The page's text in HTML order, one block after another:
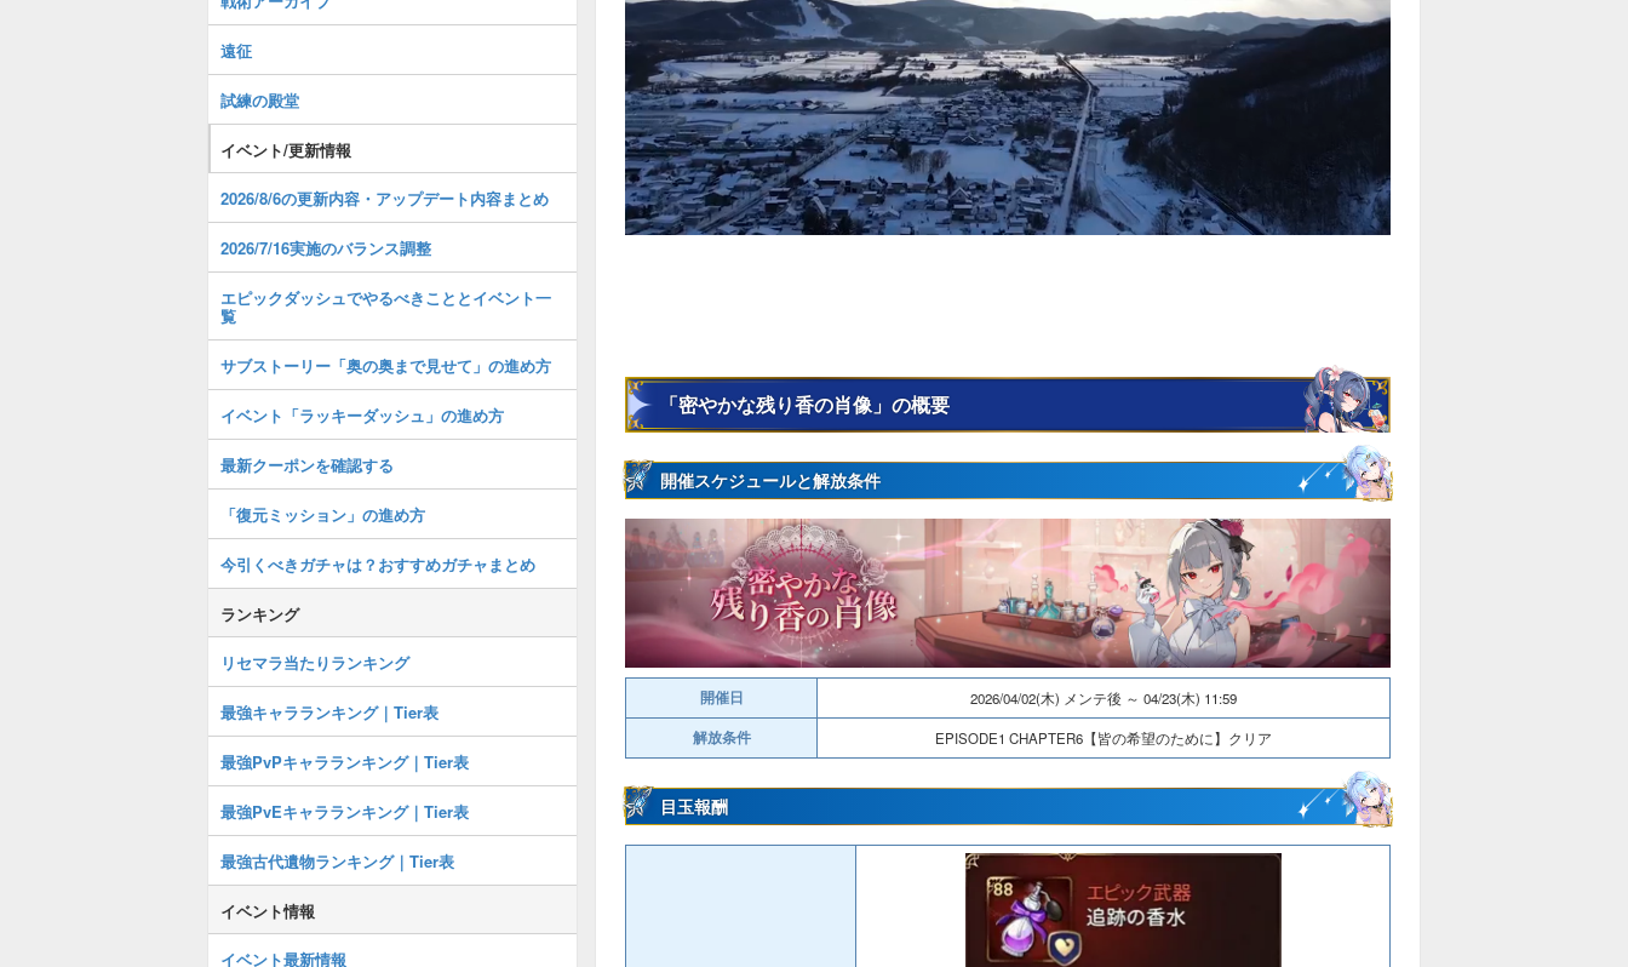
「密やかな残り香の肖像」の概要
開催スケジュールと解放条件
開催日 2026/04/02(木) メンテ後 ～ 04/23(木) 11:59
解放条件 EPISODE1 CHAPTER6【皆の希望のために】クリア
目玉報酬
遠征
試練の殿堂
イベント/更新情報
2026/8/6の更新内容・アップデート内容まとめ
2026/7/16実施のバランス調整
エピックダッシュでやるべきこととイベント一
覧
サブストーリー「奥の奥まで見せて」の進め方
イベント「ラッキーダッシュ」の進め方
最新クーポンを確認する
「復元ミッション」の進め方
今引くべきガチャは？おすすめガチャまとめ
ランキング
リセマラ当たりランキング
最強キャラランキング｜Tier表
最強PvPキャラランキング｜Tier表
最強PvEキャラランキング｜Tier表
最強古代遺物ランキング｜Tier表
イベント情報
イベント最新情報